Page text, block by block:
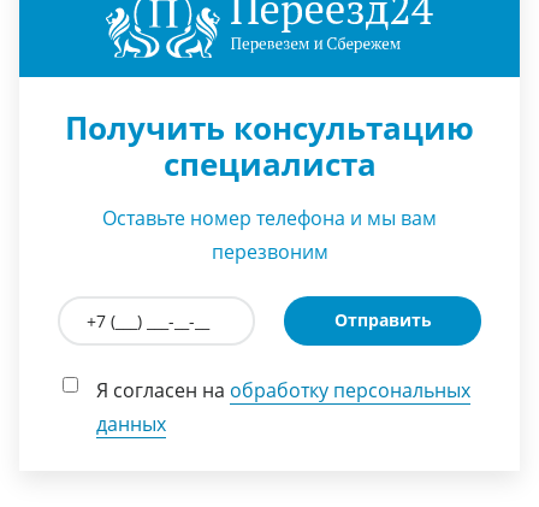
Получить консультацию
специалиста
Оставьте номер телефона и мы вам
перезвоним
Отправить
Я согласен на обработку персональных
данных